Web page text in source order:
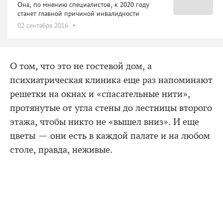
Она, по мнению специалистов, к 2020 году
станет главной причиной инвалидности
02 сентября 2016
О том, что это не гостевой дом, а
психиатрическая клиника еще раз напоминают
решетки на окнах и «спасательные нити»,
протянутые от угла стены до лестницы второго
этажа, чтобы никто не «вышел вниз». И еще
цветы — они есть в каждой палате и на любом
столе, правда, неживые.